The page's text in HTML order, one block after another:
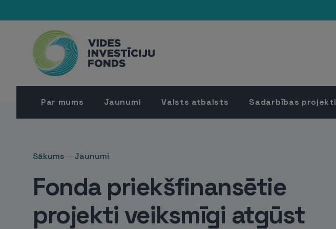
Par mums Jaunumi Valsts atbalsts Sadarbības projekti
Sākums Jaunumi
Fonda priekšfinansētie
projekti veiksmīgi atgūst